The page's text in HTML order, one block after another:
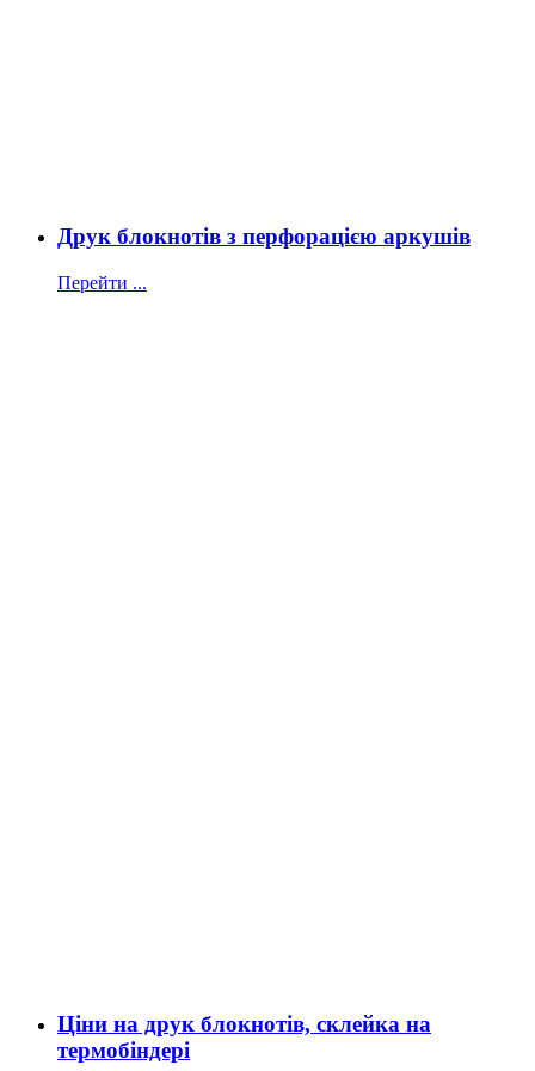
Друк блокнотів з перфорацією аркушів
Перейти ...
Ціни на друк блокнотів, склейка на
термобіндері